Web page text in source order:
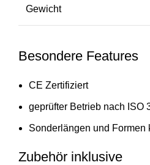
Gewicht
Besondere Features
CE Zertifiziert
geprüfter Betrieb nach ISO
Sonderlängen und Formen
Zubehör inklusive